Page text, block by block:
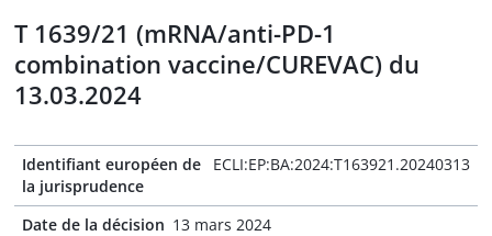
T 1639/21 (mRNA/anti-PD-1
combination vaccine/CUREVAC) du
13.03.2024
Identifiant européen de
la jurisprudence
ECLI:EP:BA:2024:T163921.20240313
Date de la décision 13 mars 2024